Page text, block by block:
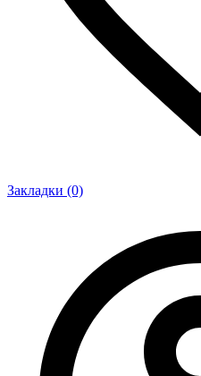
Закладки (0)